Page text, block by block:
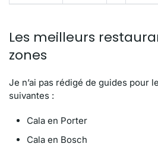
Les meilleurs
zones
Je n’ai pas rédigé de guides pour
suivantes :
Cala en Porter
Cala en Bosch